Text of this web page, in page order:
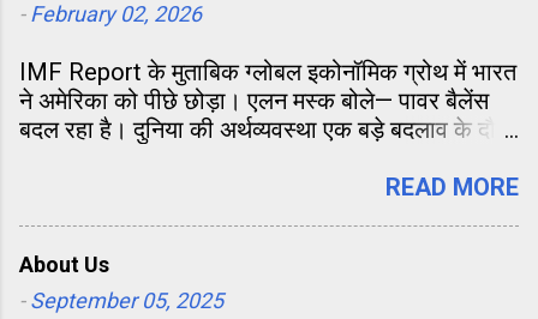
-February 02, 2026
IMF Report के मुताबिक ग्लोबल इकोनॉमिक ग्रोथ में भारत
ने अमेरिका को पीछे छोड़ा। एलन मस्क बोले— पावर बैलेंस
बदल रहा है। दुनिया की अर्थव्यवस्था एक बड़े बदलाव के दौर
आर्थिक बढ़त है। अंतरराष्ट्रीय मुद्रा कोष (IMF) की ताज़ा
हासिल कर लिया है। यह उपलब्धि न केवल भारत की आर्थिक
ताकत को दर्शाती है, बल्कि वैश्विक पावर बैलेंस के एशिया की
READ MORE
About Us
-September 05, 2025